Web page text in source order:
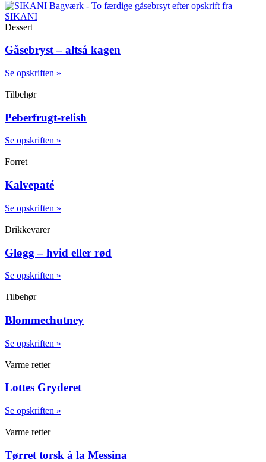
Dessert
Gåsebryst – altså kagen
Se opskriften »
Tilbehør
Peberfrugt-relish
Se opskriften »
Forret
Kalvepaté
Se opskriften »
Drikkevarer
Gløgg – hvid eller rød
Se opskriften »
Tilbehør
Blommechutney
Se opskriften »
Varme retter
Lottes Gryderet
Se opskriften »
Varme retter
Tørret torsk á la Messina